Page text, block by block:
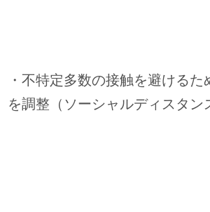
・不特定多数の接触を避けるた
を調整（ソーシャルディスタン